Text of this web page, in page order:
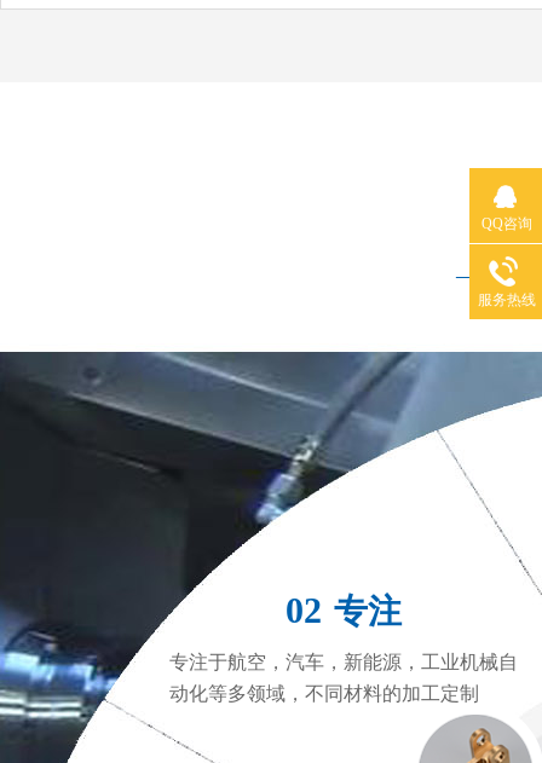
CNC加工中心
——
02 专注
专注于航空，汽车，新能源，工业机械自
动化等多领域，不同材料的加工定制
QQ咨询
服务热线